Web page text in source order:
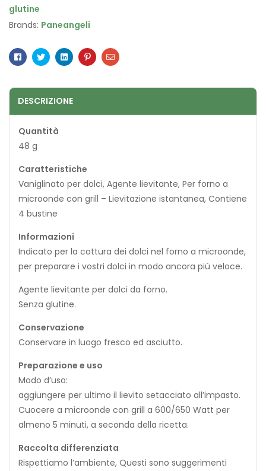
glutine
Brands: Paneangeli
Facebook
TwitterLinkedinPinterestEmail
DESCRIZIONE
Quantità
48 g
Caratteristiche
Vaniglinato per dolci, Agente lievitante, Per forno a
microonde con grill – Lievitazione istantanea, Contiene
4 bustine
Informazioni
Indicato per la cottura dei dolci nel forno a microonde,
per preparare i vostri dolci in modo ancora più veloce.
Agente lievitante per dolci da forno.
Senza glutine.
Conservazione
Conservare in luogo fresco ed asciutto.
Preparazione e uso
Modo d’uso:
aggiungere per ultimo il lievito setacciato all’impasto.
Cuocere a microonde con grill a 600/650 Watt per
almeno 5 minuti, a seconda della ricetta.
Raccolta differenziata
Rispettiamo l’ambiente, Questi sono suggerimenti